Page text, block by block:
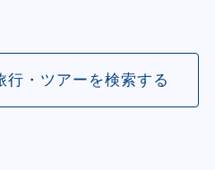
行・ツアーを検索する